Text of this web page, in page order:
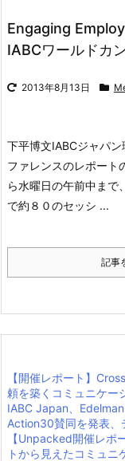
Engaging
IABCワールドカ
2013年8月13日
下平博文IABCジャパン
ファレンスのレポート
ら水曜日の午前中まで
で約８０のセッシ ...
記事
【開催レポート】
頼を築くコミュニケー
IABC Japan、
Action30賛同を発表、
【Unpacked開催レポ
トから見えたコミュ